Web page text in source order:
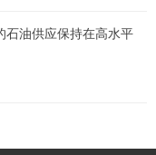
石油供应保持在高水平